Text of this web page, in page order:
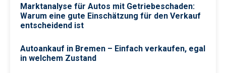
Marktanalyse für Autos mit Getriebeschaden:
Warum eine gute Einschätzung für den Verkauf
entscheidend ist
Autoankauf in Bremen – Einfach verkaufen, egal
in welchem Zustand